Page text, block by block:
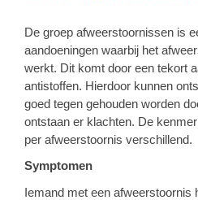
De groep afweerstoornissen is
aandoeningen waarbij het
werkt. Dit komt door een tekort
antistoffen. Hierdoor kunnen
goed tegen gehouden worden
ontstaan er klachten. De
per afweerstoornis verschillend.
Symptomen
Iemand met een afweerstoornis